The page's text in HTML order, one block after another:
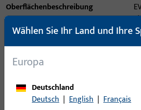
Oberflächenbeschreibung
Verpackungseinheit
Wählen Sie Ihr Land und Ihre
Europa
Deutschland
Deutsch | English | Français